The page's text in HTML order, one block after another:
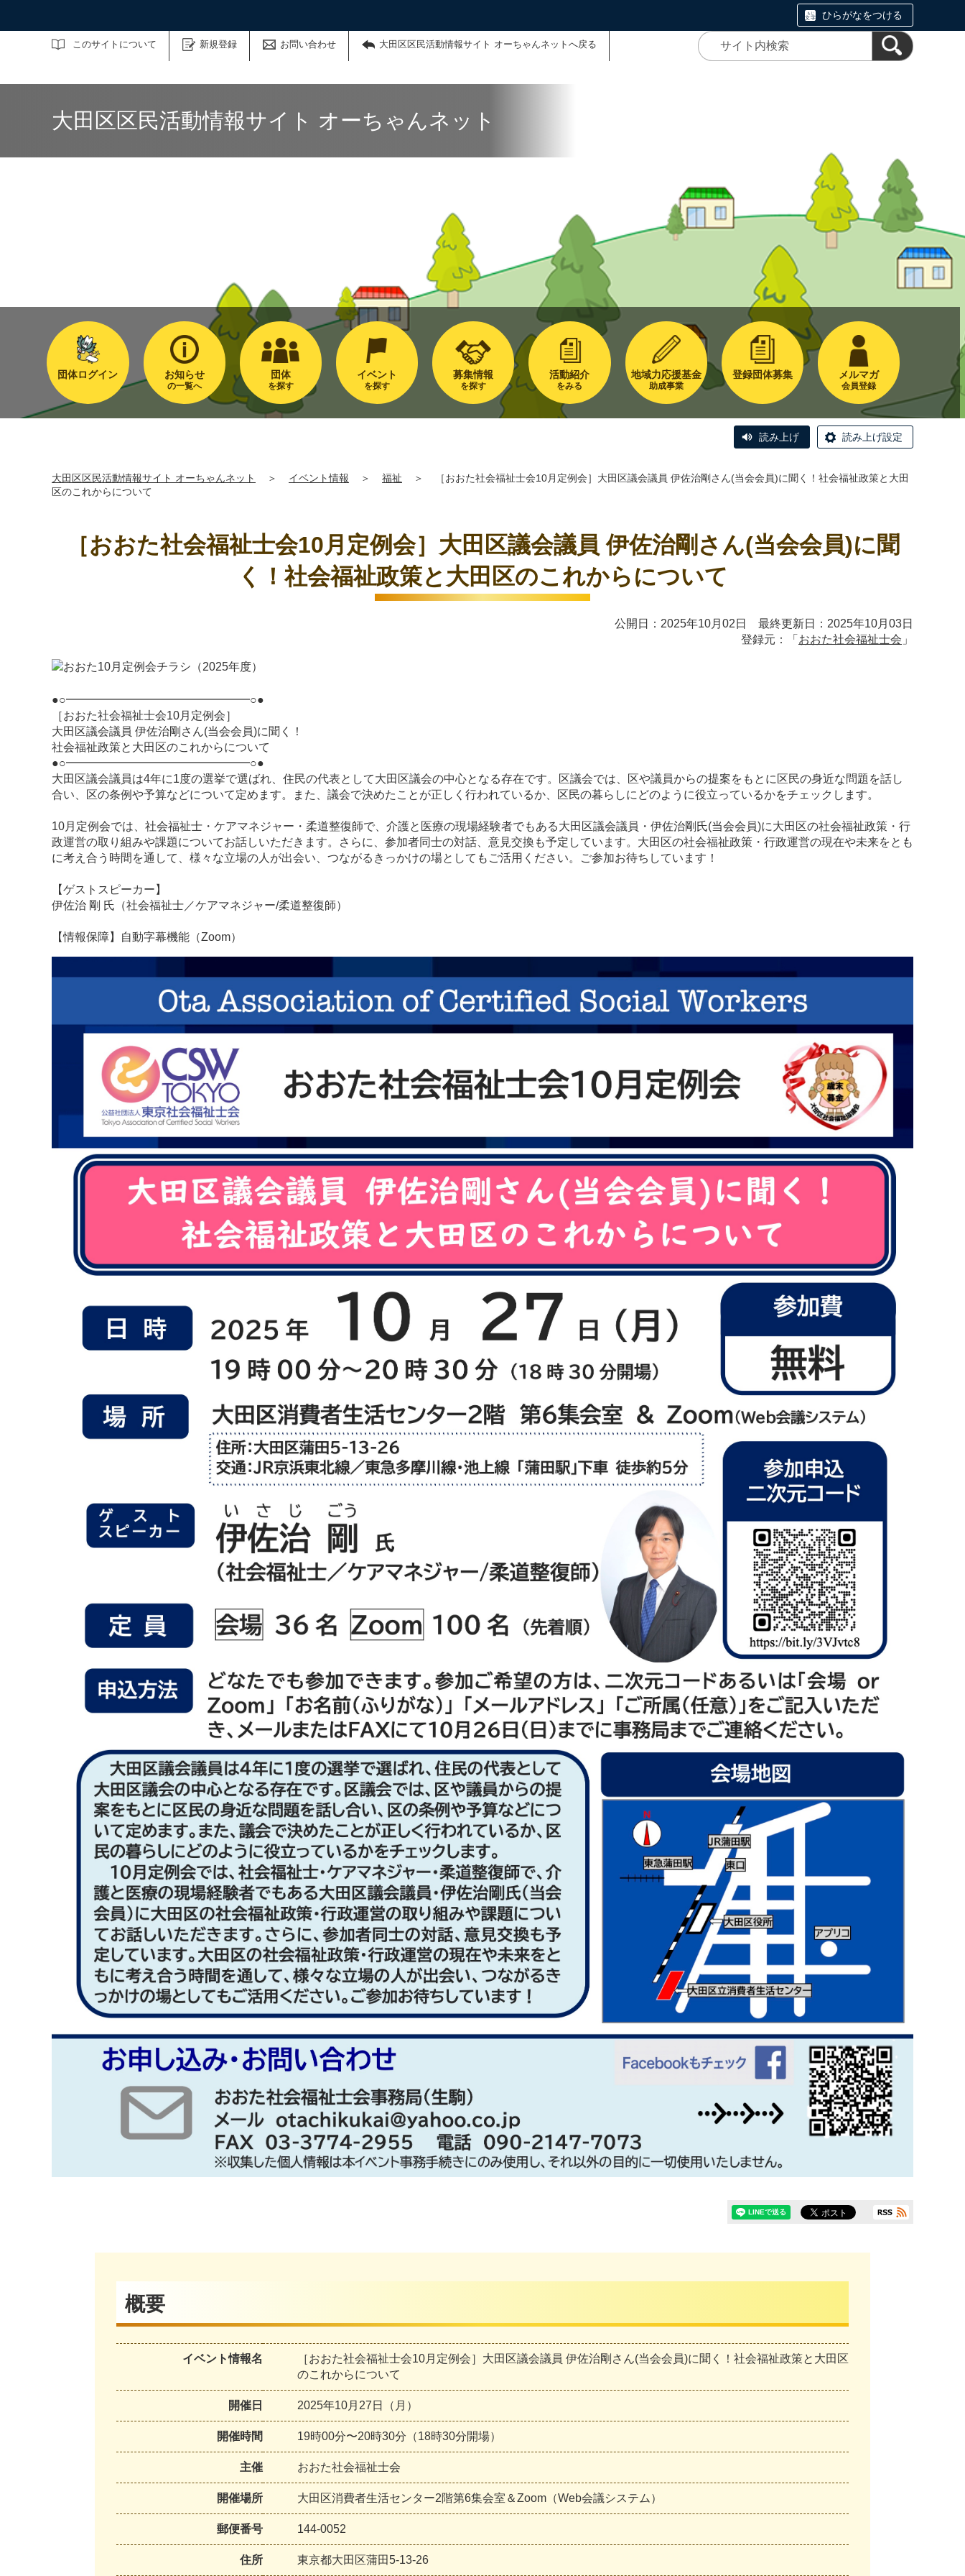
ひらがなをつける
このサイトについて 新規登録 お問い合わせ 大田区区民活動情報サイト オーちゃんネットへ戻る
サイト内検索
大田区区民活動情報サイト オーちゃんネット
団体ログイン お知らせ
の一覧へ
団体
を探す
イベント
を探す
募集情報
を探す
活動紹介
をみる
地域力応援基金
助成事業
登録団体募集 メルマガ
会員登録
読み上げ 読み上げ設定
大田区区民活動情報サイト オーちゃんネット ＞ イベント情報 ＞ 福祉 ＞
［おおた社会福祉士会10月定例会］大田区議会議員 伊佐治剛さん(当会会員)に聞く！社会福祉政策と大田
区のこれからについて
［おおた社会福祉士会10月定例会］大田区議会議員 伊佐治剛さん(当会会員)に聞
く！社会福祉政策と大田区のこれからについて
公開日：2025年10月02日 最終更新日：2025年10月03日
登録元：「 おおた社会福祉士会 」
●○━━━━━━━━━━━━━━━━○●
［おおた社会福祉士会10月定例会］
大田区議会議員 伊佐治剛さん(当会会員)に聞く！
社会福祉政策と大田区のこれからについて
●○━━━━━━━━━━━━━━━━○●
大田区議会議員は4年に1度の選挙で選ばれ、住民の代表として大田区議会の中心となる存在です。区議会では、区や議員からの提案をもとに区民の身近な問題を話し
合い、区の条例や予算などについて定めます。また、議会で決めたことが正しく行われているか、区民の暮らしにどのように役立っているかをチェックします。
10月定例会では、社会福祉士・ケアマネジャー・柔道整復師で、介護と医療の現場経験者でもある大田区議会議員・伊佐治剛氏(当会会員)に大田区の社会福祉政策・行
政運営の取り組みや課題についてお話しいただきます。さらに、参加者同士の対話、意見交換も予定しています。大田区の社会福祉政策・行政運営の現在や未来をとも
に考え合う時間を通して、様々な立場の人が出会い、つながるきっかけの場としてもご活用ください。ご参加お待ちしています！
【ゲストスピーカー】
伊佐治 剛 氏（社会福祉士／ケアマネジャー/柔道整復師）
【情報保障】自動字幕機能（Zoom）
概要
イベント情報名
［おおた社会福祉士会10月定例会］大田区議会議員 伊佐治剛さん(当会会員)に聞く！社会福祉政策と大田区
のこれからについて
開催日 2025年10月27日（月）
開催時間 19時00分〜20時30分（18時30分開場）
主催 おおた社会福祉士会
開催場所 大田区消費者生活センター2階第6集会室＆Zoom（Web会議システム）
郵便番号 144-0052
住所 東京都大田区蒲田5-13-26